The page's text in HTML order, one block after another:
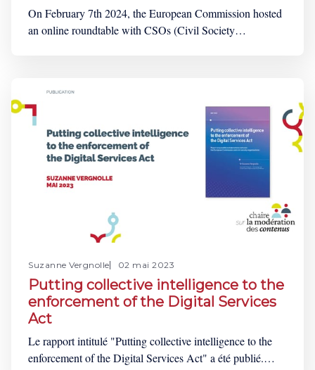
On February 7th 2024, the European Commission hosted
an online roundtable with CSOs (Civil Society
intermediary services, the
Suzanne Vergnolle 02 mai 2023
Putting collective intelligence to the
enforcement of the Digital Services
Act
Le rapport intitulé "Putting collective intelligence to the
enforcement of the Digital Services Act" a été publié.